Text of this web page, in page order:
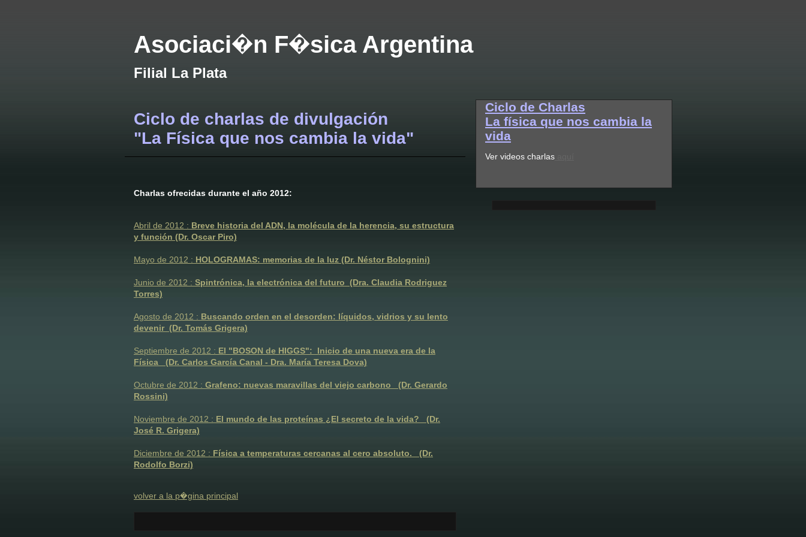
Asociaci�n F�sica Argentina
Filial La Plata
Ciclo de charlas de divulgación
"La Física que nos cambia la vida"
Charlas ofrecidas durante el año 2012:
Abril de 2012 : Breve historia del ADN, la molécula de la herencia, su estructura
y función (Dr. Oscar Piro)
Mayo de 2012 : HOLOGRAMAS: memorias de la luz (Dr. Néstor Bolognini)
Junio de 2012 : Spintrónica, la electrónica del futuro (Dra. Claudia Rodriguez
Torres)
Agosto de 2012 : Buscando orden en el desorden: líquidos, vidrios y su lento
devenir (Dr. Tomás Grigera)
Septiembre de 2012 : El "BOSON de HIGGS": Inicio de una nueva era de la
Física (Dr. Carlos García Canal - Dra. María Teresa Dova)
Octubre de 2012 : Grafeno: nuevas maravillas del viejo carbono (Dr. Gerardo
Rossini)
Noviembre de 2012 : El mundo de las proteínas ¿El secreto de la vida? (Dr.
José R. Grigera)
Diciembre de 2012 : Física a temperaturas cercanas al cero absoluto. (Dr.
Rodolfo Borzi)
volver a la p�gina principal
Ciclo de Charlas
La física que nos cambia la
vida
Ver videos charlas